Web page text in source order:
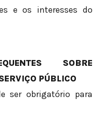
e os interesses do
SOBRE
PÚBLICO
ser obrigatório para